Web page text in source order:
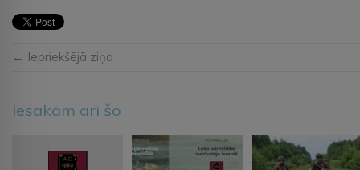
← Iepriekšējā ziņa
Iesakām arī šo